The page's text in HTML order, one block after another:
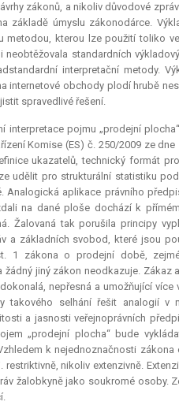
zákonů, a nikoliv důvodové
základě úmyslu zákonodárce.
metodou, kterou lze použití toliko
standardních
interpretační metody.
internetové obchody plodí hrubě
spravedlivé řešení.
interpretacepojmu „prodejní
Komise (ES) č. 250/2009 ze
ukazatelů, technický formát
udělit pro strukturální statistiku
aplikace právního
na dané ploše dochází k
Žalovaná tak porušila principy
a základních svobod, které jsou
1 zákona o prodejní době,
jiný zákon neodkazuje.
nepřesná a umožňující
takového selhání řešit analogií v
a jasnosti veřejnoprávních
„prodejní plocha“ bude
k nejednoznačnosti
nikoliv extenzivně.
žalobkyně jako soukromé osoby.